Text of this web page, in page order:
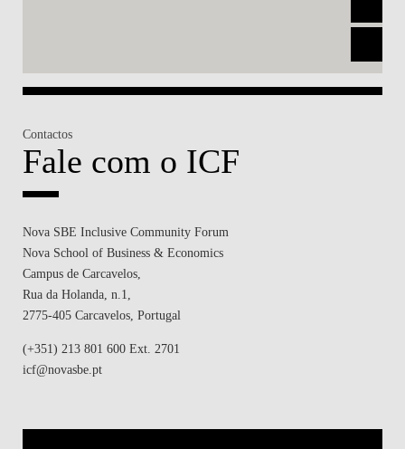
Contactos
Fale com o ICF
Nova SBE Inclusive Community Forum
Nova School of Business & Economics
Campus de Carcavelos,
Rua da Holanda, n.1,
2775-405 Carcavelos, Portugal
(+351) 213 801 600 Ext. 2701
icf@novasbe.pt